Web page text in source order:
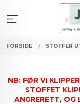
innholdet
FORSIDE STOFFER
NB: FØR VI
STOFFET
ANGRERETT, OG